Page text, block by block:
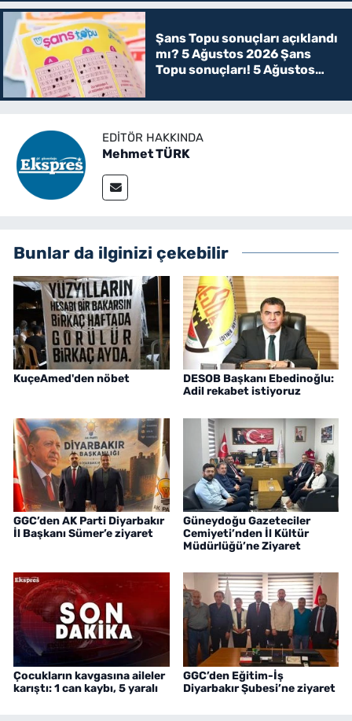
Şans Topu sonuçları açıklandı
mı? 5 Ağustos 2026 Şans
Topu sonuçları! 5 Ağustos
EDITÖR HAKKINDA
Mehmet TÜRK
Bunlar da ilginizi çekebilir
KuçeAmed'den nöbet
DESOB Başkanı Ebedinoğlu:
Adil rekabet istiyoruz
GGC’den AK Parti Diyarbakır
İl Başkanı Sümer’e ziyaret
Güneydoğu Gazeteciler
Cemiyeti’nden İl Kültür
Müdürlüğü’ne Ziyaret
Çocukların kavgasına aileler
karıştı: 1 can kaybı, 5 yaralı
GGC’den Eğitim-İş
Diyarbakır Şubesi’ne ziyaret